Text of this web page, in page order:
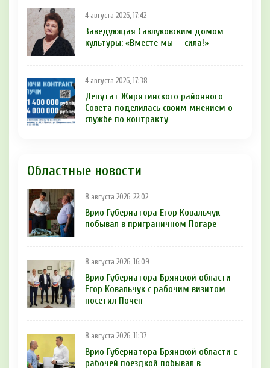
4 августа 2026, 17:42
Заведующая Савлуковским домом
культуры: «Вместе мы — сила!»
4 августа 2026, 17:38
Депутат Жирятинского районного
Совета поделилась своим мнением о
службе по контракту
Областные новости
8 августа 2026, 22:02
Врио Губернатора Егор Ковальчук
побывал в приграничном Погаре
8 августа 2026, 16:09
Врио Губернатора Брянской области
Егор Ковальчук с рабочим визитом
посетил Почеп
8 августа 2026, 11:37
Врио Губернатора Брянской области с
рабочей поездкой побывал в